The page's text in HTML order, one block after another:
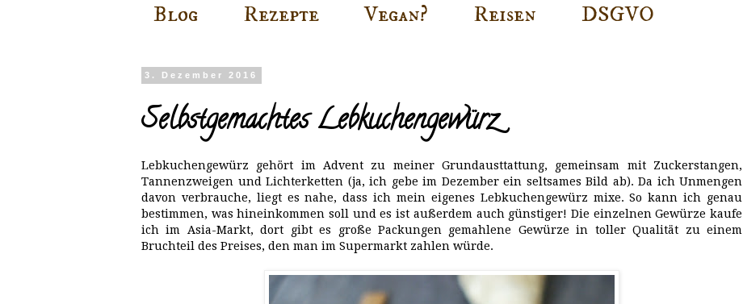
Blog Rezepte Vegan? Reisen DSGVO
3. Dezember 2016
Selbstgemachtes Lebkuchengewürz
Lebkuchengewürz gehört im Advent zu meiner Grundausttattung, gemeinsam mit Zuckerstangen,
Tannenzweigen und Lichterketten (ja, ich gebe im Dezember ein seltsames Bild ab). Da ich Unmengen
davon verbrauche, liegt es nahe, dass ich mein eigenes Lebkuchengewürz mixe. So kann ich genau
bestimmen, was hineinkommen soll und es ist außerdem auch günstiger! Die einzelnen Gewürze kaufe
ich im Asia-Markt, dort gibt es große Packungen gemahlene Gewürze in toller Qualität zu einem
Bruchteil des Preises, den man im Supermarkt zahlen würde.